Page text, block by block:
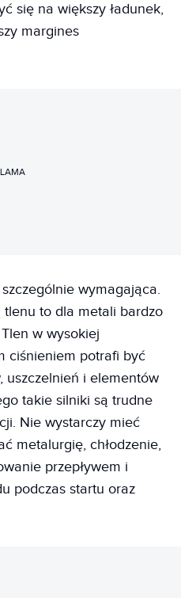
się na większy ładunek,
margines
wymagająca.
tlenu to dla metali bardzo
w wysokiej
ciśnieniem potrafi być
uszczelnień i elementów
takie silniki są trudne
Nie wystarczy mieć
metalurgię, chłodzenie,
przepływem i
podczas startu oraz